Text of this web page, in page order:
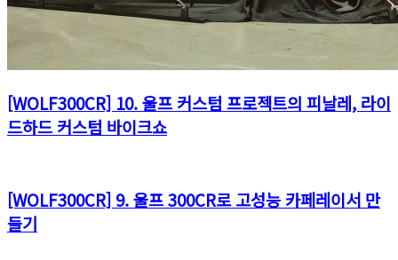
[WOLF300CR] 10. 울프 커스텀 프로젝트의 피날레, 라이
드하드 커스텀 바이크쇼
[WOLF300CR] 9. 울프 300CR로 고성능 카페레이서 만
들기